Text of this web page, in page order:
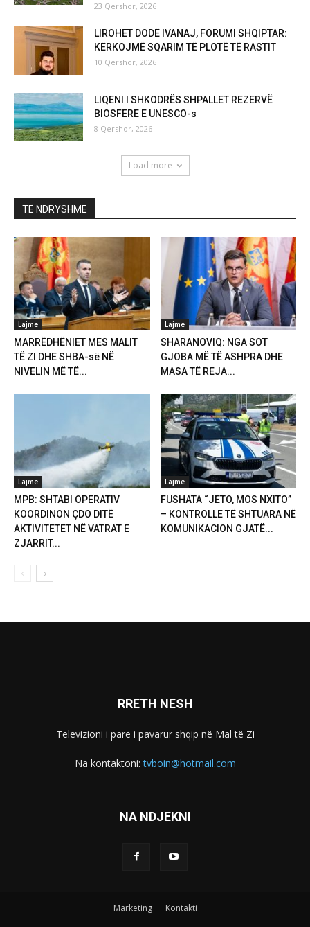
23 Qershor, 2026
LIROHET DODË IVANAJ, FORUMI SHQIPTAR:
KËRKOJMË SQARIM TË PLOTË TË RASTIT
10 Qershor, 2026
LIQENI I SHKODRËS SHPALLET REZERVË
BIOSFERE E UNESCO-s
8 Qershor, 2026
Load more
TË NDRYSHME
Lajme
MARRËDHËNIET MES MALIT
TË ZI DHE SHBA-së NË
NIVELIN MË TË...
Lajme
SHARANOVIQ: NGA SOT
GJOBA MË TË ASHPRA DHE
MASA TË REJA...
Lajme
MPB: SHTABI OPERATIV
KOORDINON ÇDO DITË
AKTIVITETET NË VATRAT E
ZJARRIT...
Lajme
FUSHATA “JETO, MOS NXITO”
– KONTROLLE TË SHTUARA NË
KOMUNIKACION GJATË...
RRETH NESH
Televizioni i parë i pavarur shqip në Mal të Zi
Na kontaktoni:tvboin@hotmail.com
NA NDJEKNI
Marketing Kontakti